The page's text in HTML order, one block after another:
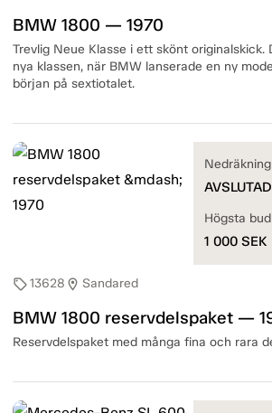
BMW 1800 — 1970
Trevlig Neue Klasse i ett skönt originalskick.
nya klassen, när BMW lanserade en ny
början på sextiotalet.
sell13628 location_on Sandared
BMW 1800 reservdelspaket —
Reservdelspaket med många fina och rara
Nedräkning
AVSLUTAD
Högsta bud
1 000 SEK